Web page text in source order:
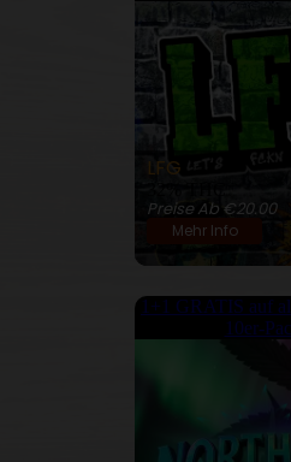
LFG
Preise Ab €20.00
Mehr Info
1+1 GRATIS auf
10er-